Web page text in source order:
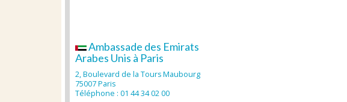
Ambassade des Emirats
Arabes Unis à Paris
2, Boulevard de la Tours Maubourg
75007 Paris
Téléphone : 01 44 34 02 00